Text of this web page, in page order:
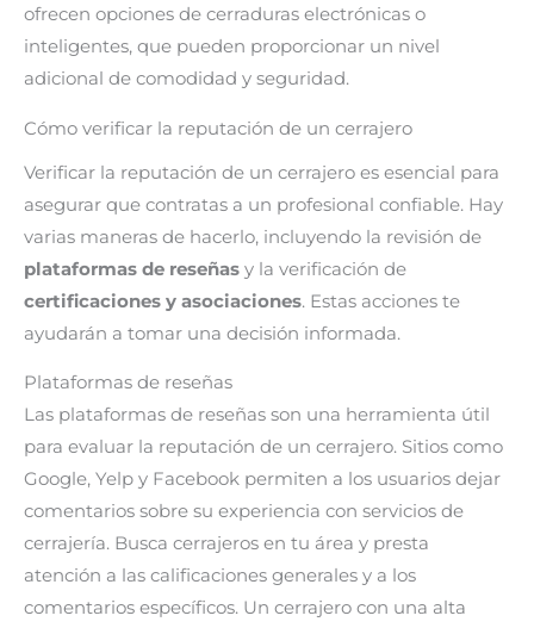
ofrecen opciones de cerraduras electrónicas o
inteligentes, que pueden proporcionar un nivel
adicional de comodidad y seguridad.
Cómo verificar la reputación de un cerrajero
Verificar la reputación de un cerrajero es esencial para
asegurar que contratas a un profesional confiable. Hay
varias maneras de hacerlo, incluyendo la revisión de
plataformas de reseñas y la verificación de
certificaciones y asociaciones. Estas acciones te
ayudarán a tomar una decisión informada.
Plataformas de reseñas
Las plataformas de reseñas son una herramienta útil
para evaluar la reputación de un cerrajero. Sitios como
Google, Yelp y Facebook permiten a los usuarios dejar
comentarios sobre su experiencia con servicios de
cerrajería. Busca cerrajeros en tu área y presta
atención a las calificaciones generales y a los
comentarios específicos. Un cerrajero con una alta